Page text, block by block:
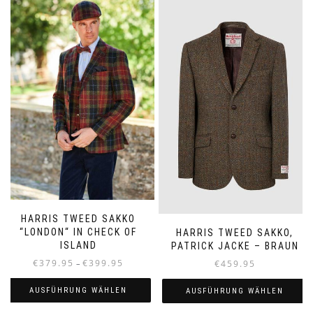
mehrere
Varianten
auf.
Die
Optionen
können
auf
der
Produktseite
gewählt
werden
Varianten
auf.
Die
Optionen
können
auf
der
Produktseite
gewählt
werden
HARRIS TWEED SAKKO
“LONDON“ IN CHECK OF
ISLAND
€379.95 – €399.95
bis
€399.95
AUSFÜHRUNG WÄHLEN
HARRIS TWEED SAKKO,
PATRICK JACKE – BRAUN
€459.95
AUSFÜHRUNG WÄHLEN